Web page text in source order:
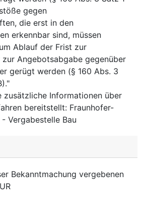
gegen
die erst in den
erkennbar sind, müssen
Ablauf der Frist zur
Angebotsabgabe gegenüber
gerügt werden (§ 160 Abs. 3
zusätzliche Informationen über
bereitstellt: Fraunhofer-
Vergabestelle Bau
Bekanntmachung vergebenen